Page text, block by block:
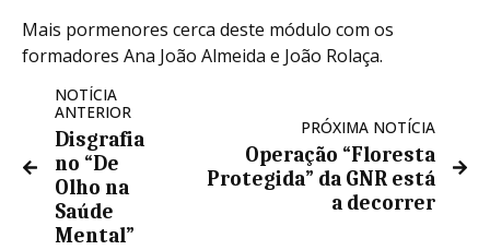
Mais pormenores cerca deste módulo com os
formadores Ana João Almeida e João Rolaça.
NOTÍCIA
ANTERIOR
Disgrafia
no “De
Olho na
Saúde
Mental”
PRÓXIMA NOTÍCIA
Operação “Floresta
Protegida” da GNR está
a decorrer